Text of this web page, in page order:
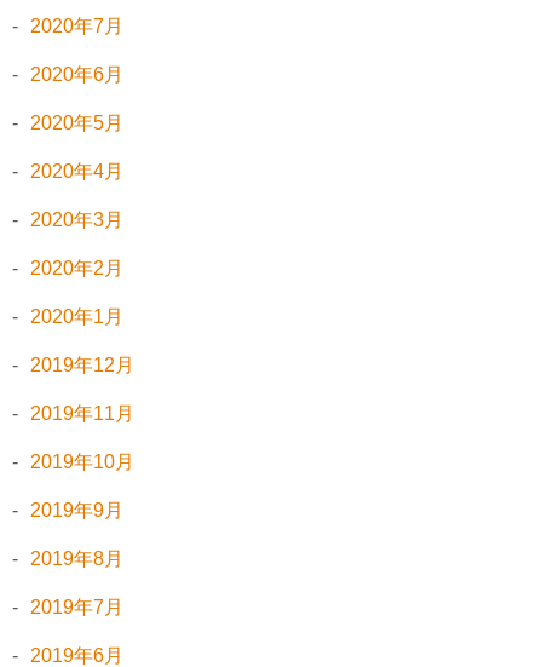
2020年7月
2020年6月
2020年5月
2020年4月
2020年3月
2020年2月
2020年1月
2019年12月
2019年11月
2019年10月
2019年9月
2019年8月
2019年7月
2019年6月